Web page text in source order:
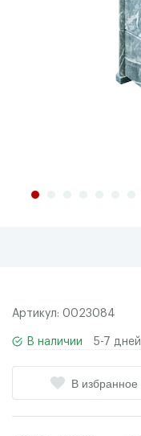
Артикул: 0023084
В наличии 5-7 дней
В избранное